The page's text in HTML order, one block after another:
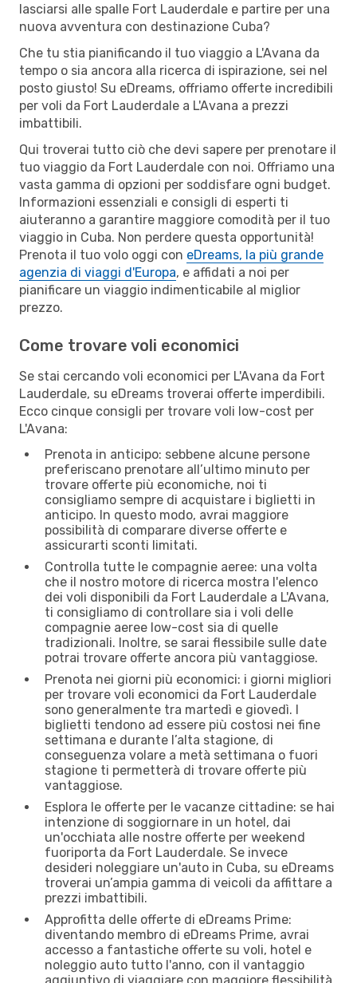
lasciarsi alle spalle Fort Lauderdale e partire per una
nuova avventura con destinazione Cuba?
Che tu stia pianificando il tuo viaggio a L'Avana da
tempo o sia ancora alla ricerca di ispirazione, sei nel
posto giusto! Su eDreams, offriamo offerte incredibili
per voli da Fort Lauderdale a L'Avana a prezzi
imbattibili.
Qui troverai tutto ciò che devi sapere per prenotare il
tuo viaggio da Fort Lauderdale con noi. Offriamo una
vasta gamma di opzioni per soddisfare ogni budget.
Informazioni essenziali e consigli di esperti ti
aiuteranno a garantire maggiore comodità per il tuo
viaggio in Cuba. Non perdere questa opportunità!
Prenota il tuo volo oggi con eDreams, la più grande
agenzia di viaggi d'Europa, e affidati a noi per
pianificare un viaggio indimenticabile al miglior
prezzo.
Come trovare voli economici
Se stai cercando voli economici per L'Avana da Fort
Lauderdale, su eDreams troverai offerte imperdibili.
Ecco cinque consigli per trovare voli low-cost per
L'Avana:
Prenota in anticipo: sebbene alcune persone
preferiscano prenotare all’ultimo minuto per
trovare offerte più economiche, noi ti
consigliamo sempre di acquistare i biglietti in
anticipo. In questo modo, avrai maggiore
possibilità di comparare diverse offerte e
assicurarti sconti limitati.
Controlla tutte le compagnie aeree: una volta
che il nostro motore di ricerca mostra l'elenco
dei voli disponibili da Fort Lauderdale a L'Avana,
ti consigliamo di controllare sia i voli delle
compagnie aeree low-cost sia di quelle
tradizionali. Inoltre, se sarai flessibile sulle date
potrai trovare offerte ancora più vantaggiose.
Prenota nei giorni più economici: i giorni migliori
per trovare voli economici da Fort Lauderdale
sono generalmente tra martedì e giovedì. I
biglietti tendono ad essere più costosi nei fine
settimana e durante l’alta stagione, di
conseguenza volare a metà settimana o fuori
stagione ti permetterà di trovare offerte più
vantaggiose.
Esplora le offerte per le vacanze cittadine: se hai
intenzione di soggiornare in un hotel, dai
un'occhiata alle nostre offerte per weekend
fuoriporta da Fort Lauderdale. Se invece
desideri noleggiare un'auto in Cuba, su eDreams
troverai un’ampia gamma di veicoli da affittare a
prezzi imbattibili.
Approfitta delle offerte di eDreams Prime:
diventando membro di eDreams Prime, avrai
accesso a fantastiche offerte su voli, hotel e
noleggio auto tutto l'anno, con il vantaggio